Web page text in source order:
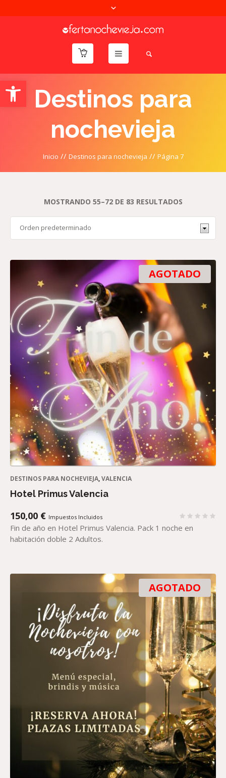
Abrir barra de herramientas
Destinos para
nochevieja
Inicio // Destinos para nochevieja // Página 7
MOSTRANDO 55–72 DE 83 RESULTADOS
AGOTADO
DESTINOS PARA NOCHEVIEJA,VALENCIA
Hotel Primus Valencia
150,00 € Impuestos Incluidos
Fin de año en Hotel Primus Valencia. Pack 1 noche en
habitación doble 2 Adultos.
AGOTADO